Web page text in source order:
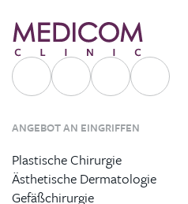
ANGEBOT AN EINGRIFFEN
Plastische Chirurgie
Ästhetische Dermatologie
Gefäßchirurgie